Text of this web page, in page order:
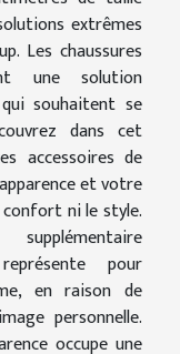
extrêmes
Les chaussures
une solution
souhaitent se
dans cet
accessoires de
et votre
confort ni le style.
pour
en raison de
personnelle.
occupe une